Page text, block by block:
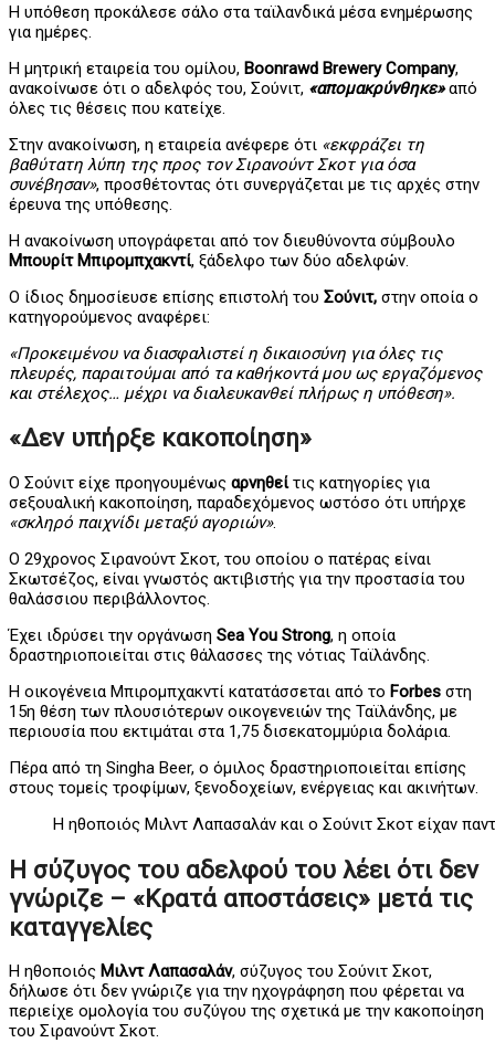
Η υπόθεση προκάλεσε σάλο στα ταϊλανδικά μέσα ενημέρωσης
για ημέρες.
Η μητρική εταιρεία του ομίλου, Boonrawd Brewery Company,
ανακοίνωσε ότι ο αδελφός του, Σούνιτ, «απομακρύνθηκε»από
όλες τις θέσεις που κατείχε.
Στην ανακοίνωση, η εταιρεία ανέφερε ότι «εκφράζει τη
βαθύτατη λύπη της προς τον Σιρανούντ Σκοτ για όσα
συνέβησαν», προσθέτοντας ότι συνεργάζεται με τις αρχές στην
έρευνα της υπόθεσης.
Η ανακοίνωση υπογράφεται από τον διευθύνοντα σύμβουλο
Μπουρίτ Μπιρομπχακντί, ξάδελφο των δύο αδελφών.
Ο ίδιος δημοσίευσε επίσης επιστολή του Σούνιτ, στην οποία ο
κατηγορούμενος αναφέρει:
«Προκειμένου να διασφαλιστεί η δικαιοσύνη για όλες τις
πλευρές, παραιτούμαι από τα καθήκοντά μου ως εργαζόμενος
και στέλεχος… μέχρι να διαλευκανθεί πλήρως η υπόθεση».
«Δεν υπήρξε κακοποίηση»
Ο Σούνιτ είχε προηγουμένως αρνηθείτις κατηγορίες για
σεξουαλική κακοποίηση, παραδεχόμενος ωστόσο ότι υπήρχε
«σκληρό παιχνίδι μεταξύ αγοριών».
Ο 29χρονος Σιρανούντ Σκοτ, του οποίου ο πατέρας είναι
Σκωτσέζος, είναι γνωστός ακτιβιστής για την προστασία του
θαλάσσιου περιβάλλοντος.
Έχει ιδρύσει την οργάνωση Sea You Strong, η οποία
δραστηριοποιείται στις θάλασσες της νότιας Ταϊλάνδης.
Η οικογένεια Μπιρομπχακντί κατατάσσεται από το Forbes στη
15η θέση των πλουσιότερων οικογενειών της Ταϊλάνδης, με
περιουσία που εκτιμάται στα 1,75 δισεκατομμύρια δολάρια.
Πέρα από τη Singha Beer, ο όμιλος δραστηριοποιείται επίσης
στους τομείς τροφίμων, ξενοδοχείων, ενέργειας και ακινήτων.
Η ηθοποιός Μιλντ Λαπασαλάν και ο Σούνιτ Σκοτ είχαν
Η σύζυγος του αδελφού του λέει ότι δεν
γνώριζε – «Κρατά αποστάσεις» μετά τις
καταγγελίες
Η ηθοποιός Μιλντ Λαπασαλάν, σύζυγος του Σούνιτ Σκοτ,
δήλωσε ότι δεν γνώριζε για την ηχογράφηση που φέρεται να
περιείχε ομολογία του συζύγου της σχετικά με την κακοποίηση
του Σιρανούντ Σκοτ.